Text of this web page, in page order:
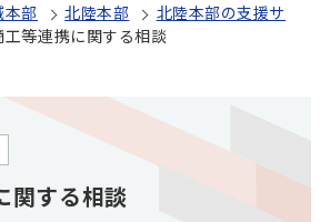
本部 北陸本部
北陸本部の支援サ
工等連携に関する相談
関する相談